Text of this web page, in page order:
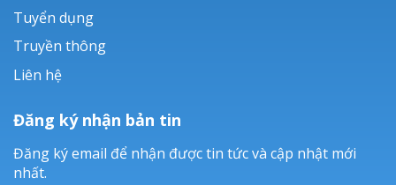
Tuyển dụng
Truyền thông
Liên hệ
Đăng ký nhận bản tin
Đăng ký email để nhận được tin tức và cập nhật mới
nhất.